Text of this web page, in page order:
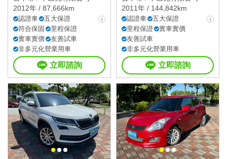
2012年 / 87,666km
認證車
五大保證
符合保固
里程保證
實車實價
友善試車
非多元化營業用車
立即諮詢
2011年 / 144,842km
認證車
五大保證
里程保證
實車實價
友善試車
非多元化營業用車
立即諮詢